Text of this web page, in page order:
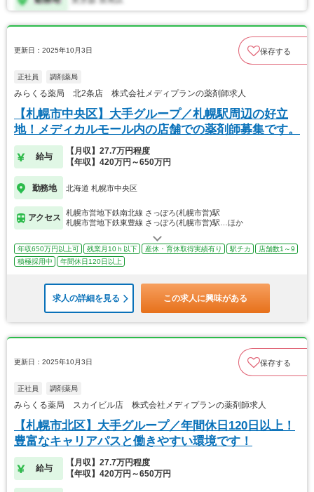
更新日：2025年10月3日 保存する
正社員 調剤薬局
みらくる薬局 北2条店 株式会社メディプランの薬剤師求人
【札幌市中央区】大手グループ／札幌駅周辺の好立
地！メディカルモール内の店舗での薬剤師募集です。
給与
【月収】27.7万円程度
【年収】420万円～650万円
勤務地 北海道 札幌市中央区
アクセス
札幌市営地下鉄南北線 さっぽろ(札幌市営)駅
札幌市営地下鉄東豊線 さっぽろ(札幌市営)駅…ほか
年収650万円以上可 残業月10ｈ以下 産休・育休取得実績有り 駅チカ
店舗数1～9
積極採用中
年間休日120日以上
求人の詳細を見る この求人に興味がある
更新日：2025年10月3日 保存する
正社員 調剤薬局
みらくる薬局 スカイビル店 株式会社メディプランの薬剤師求人
【札幌市北区】大手グループ／年間休日120日以上！
豊富なキャリアパスと働きやすい環境です！
給与
【月収】27.7万円程度
【年収】420万円～650万円